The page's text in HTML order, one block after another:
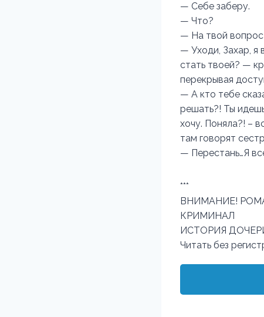
— Себе заберу.
— Что?
— На твой
— Уходи, Захар, я
стать твоей? —
перекрывая
— А кто тебе
решать?! Ты
хочу. Поняла?! –
там говорят
— Перестань…Я
***
ВНИМАНИЕ!
КРИМИНАЛ
ИСТОРИЯ
Читать без